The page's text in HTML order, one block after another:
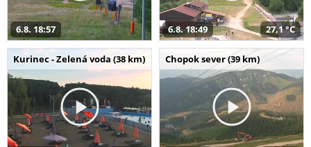
6.8. 18:57 6.8. 18:49 27,1 °C
Kurinec - Zelená voda (38 km) Chopok sever (39 km)